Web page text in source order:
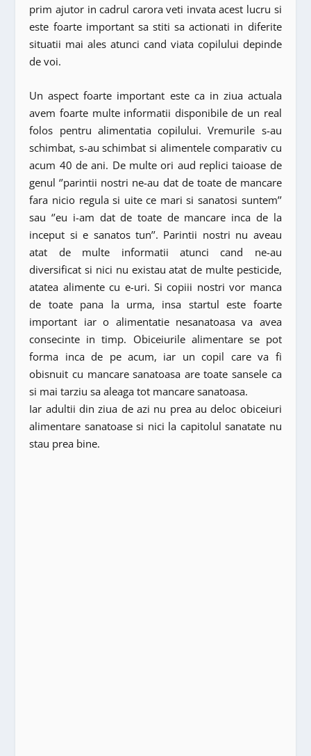
prim ajutor in cadrul carora veti invata acest lucru si
este foarte important sa stiti sa actionati in diferite
situatii mai ales atunci cand viata copilului depinde
de voi.
Un aspect foarte important este ca in ziua actuala
avem foarte multe informatii disponibile de un real
folos pentru alimentatia copilului. Vremurile s-au
schimbat, s-au schimbat si alimentele comparativ cu
acum 40 de ani. De multe ori aud replici taioase de
genul ‘’parintii nostri ne-au dat de toate de mancare
fara nicio regula si uite ce mari si sanatosi suntem’’
sau ‘’eu i-am dat de toate de mancare inca de la
inceput si e sanatos tun’’. Parintii nostri nu aveau
atat de multe informatii atunci cand ne-au
diversificat si nici nu existau atat de multe pesticide,
atatea alimente cu e-uri. Si copiii nostri vor manca
de toate pana la urma, insa startul este foarte
important iar o alimentatie nesanatoasa va avea
consecinte in timp. Obiceiurile alimentare se pot
forma inca de pe acum, iar un copil care va fi
obisnuit cu mancare sanatoasa are toate sansele ca
si mai tarziu sa aleaga tot mancare sanatoasa.
Iar adultii din ziua de azi nu prea au deloc obiceiuri
alimentare sanatoase si nici la capitolul sanatate nu
stau prea bine.